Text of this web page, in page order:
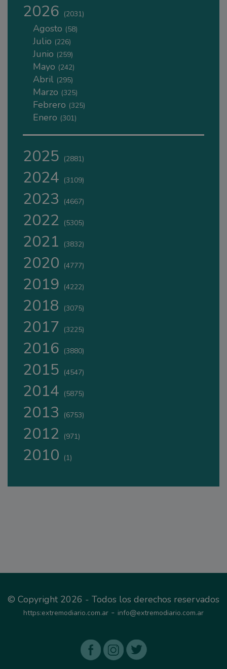
2026 (2031)
Agosto (58)
Julio (226)
Junio (259)
Mayo (242)
Abril (295)
Marzo (325)
Febrero (325)
Enero (301)
2025 (2881)
2024 (3109)
2023 (4667)
2022 (5305)
2021 (3832)
2020 (4777)
2019 (4222)
2018 (3075)
2017 (3225)
2016 (3880)
2015 (4547)
2014 (5875)
2013 (6753)
2012 (971)
2010 (1)
© Copyright 2026 - Todos los derechos reservados
https:extremodiario.com.ar - info@extremodiario.com.ar